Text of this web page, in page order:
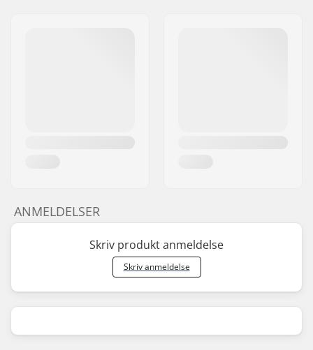
ANMELDELSER
Skriv produkt anmeldelse
Skriv anmeldelse